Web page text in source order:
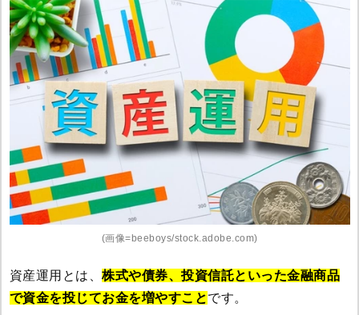
(画像=beeboys/stock.adobe.com)
資産運用とは、 株式や債券、投資信託といった金融商品
で資金を投じてお金を増やすことです。